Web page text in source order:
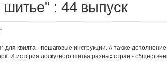
: 44 выпуск
квилта - пошаговые инструкции. А также
И история лоскутного шитья разных стран -